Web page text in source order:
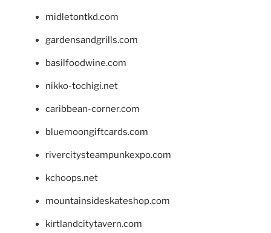
midletontkd.com
gardensandgrills.com
basilfoodwine.com
nikko-tochigi.net
caribbean-corner.com
bluemoongiftcards.com
rivercitysteampunkexpo.com
kchoops.net
mountainsideskateshop.com
kirtlandcitytavern.com